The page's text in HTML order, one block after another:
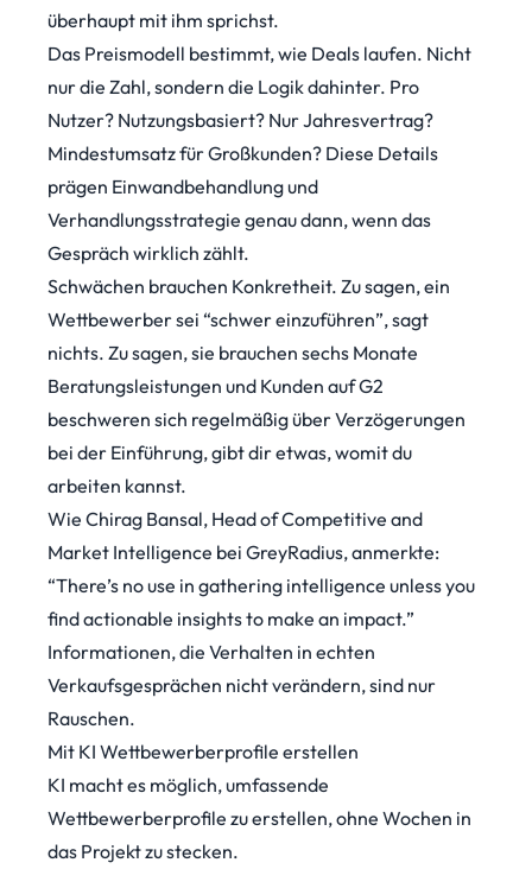
überhaupt mit ihm sprichst.
Das Preismodell bestimmt, wie Deals laufen. Nicht
nur die Zahl, sondern die Logik dahinter. Pro
Nutzer? Nutzungsbasiert? Nur Jahresvertrag?
Mindestumsatz für Großkunden? Diese Details
prägen Einwandbehandlung und
Verhandlungsstrategie genau dann, wenn das
Gespräch wirklich zählt.
Schwächen brauchen Konkretheit. Zu sagen, ein
Wettbewerber sei “schwer einzuführen”, sagt
nichts. Zu sagen, sie brauchen sechs Monate
Beratungsleistungen und Kunden auf G2
beschweren sich regelmäßig über Verzögerungen
bei der Einführung, gibt dir etwas, womit du
arbeiten kannst.
Wie Chirag Bansal, Head of Competitive and
Market Intelligence bei GreyRadius,anmerkte:
“There’s no use in gathering intelligence unless you
find actionable insights to make an impact.”
Informationen, die Verhalten in echten
Verkaufsgesprächen nicht verändern, sind nur
Rauschen.
Mit KI Wettbewerberprofile erstellen
KI macht es möglich, umfassende
Wettbewerberprofile zu erstellen, ohne Wochen in
das Projekt zu stecken.